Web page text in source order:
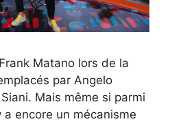
Matano lors de la
par Angelo
Mais même si parmi
encore un mécanisme